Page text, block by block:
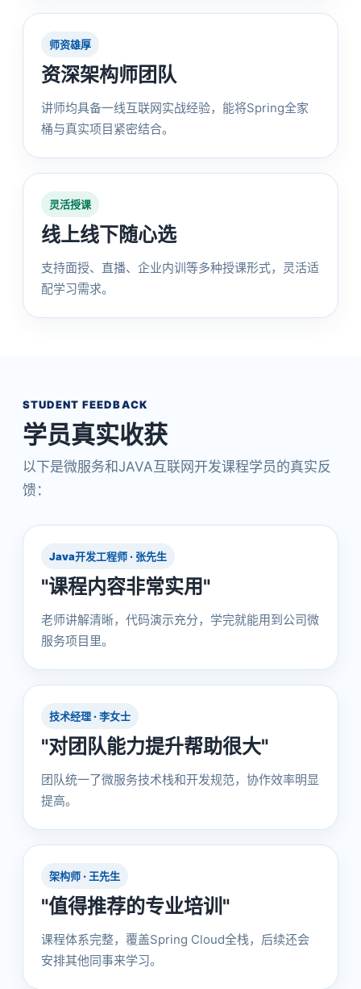
师资雄厚
资深架构师团队
讲师均具备一线互联网实战经验，能将Spring全家
桶与真实项目紧密结合。
灵活授课
线上线下随心选
支持面授、直播、企业内训等多种授课形式，灵活适
配学习需求。
STUDENT FEEDBACK
学员真实收获
以下是微服务和JAVA互联网开发课程学员的真实反
馈：
Java开发工程师 · 张先生
"课程内容非常实用"
老师讲解清晰，代码演示充分，学完就能用到公司微
服务项目里。
技术经理 · 李女士
"对团队能力提升帮助很大"
团队统一了微服务技术栈和开发规范，协作效率明显
提高。
架构师 · 王先生
"值得推荐的专业培训"
课程体系完整，覆盖Spring Cloud全栈，后续还会
安排其他同事来学习。